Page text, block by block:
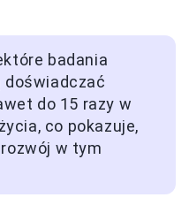
badania
doświadczać
do 15 razy w
co pokazuje,
w tym